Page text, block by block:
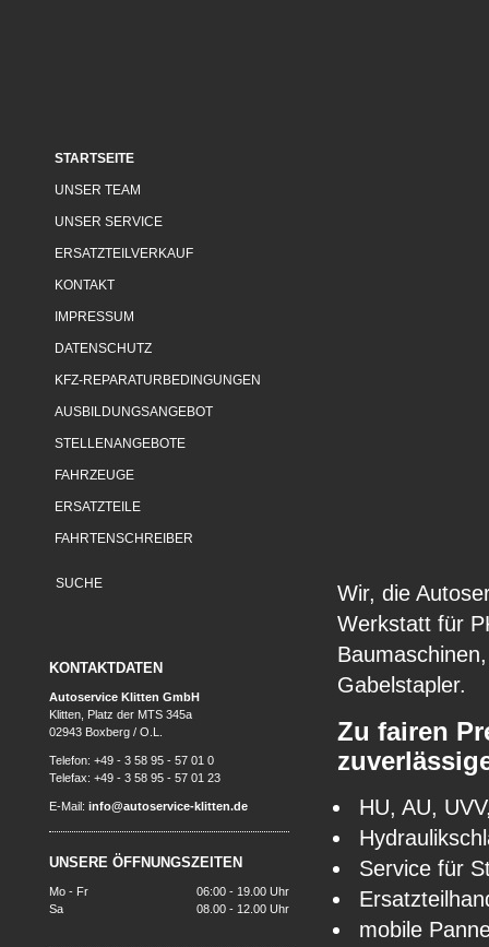
STARTSEITE
UNSER TEAM
UNSER SERVICE
ERSATZTEILVERKAUF
KONTAKT
IMPRESSUM
DATENSCHUTZ
KFZ-REPARATURBEDINGUNGEN
AUSBILDUNGSANGEBOT
STELLENANGEBOTE
FAHRZEUGE
ERSATZTEILE
FAHRTENSCHREIBER
KONTAKTDATEN
Autoservice Klitten GmbH
Klitten, Platz der MTS 345a
02943 Boxberg / O.L.
Telefon: +49 - 3 58 95 - 57 01 0
Telefax: +49 - 3 58 95 - 57 01 23
E-Mail: info@autoservice-klitten.de
UNSERE ÖFFNUNGSZEITEN
Mo - Fr
Sa
06:00 - 19.00 Uhr
08.00 - 12.00 Uhr
Wir, die
Werkstatt für
Gabelstapler.
Zu fairen
HU, AU,
Service für
mobile